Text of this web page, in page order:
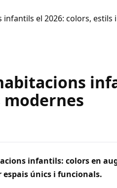
el 2026: colors, estils
modernes
infantils: colors en
espais únics i funcionals.